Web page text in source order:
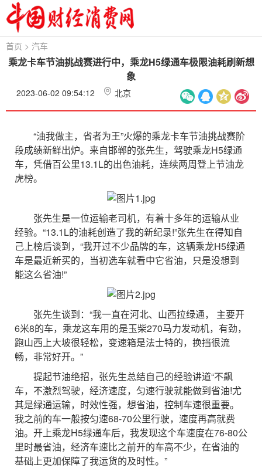
首页 > 汽车
乘龙卡车节油挑战赛进行中，乘龙H5绿通车极限油耗刷新想
象
2023-06-02 09:54:12 北京
“油我做主，省者为王”火爆的乘龙卡车节油挑战赛阶
段成绩新鲜出炉。来自邯郸的张先生，驾驶乘龙H5绿通
车，凭借百公里13.1L的出色油耗，连续两周登上节油龙
虎榜。
张先生是一位运输老司机，有着十多年的运输从业
经验。“13.1L的油耗创造了我的新纪录!”张先生在得知自
己上榜后谈到，“我开过不少品牌的车，这辆乘龙H5绿通
车是最近新买的，当初选车就看中它省油，只是没想到
能这么省油!”
张先生谈到：“我一直在河北、山西拉绿通， 主要开
6米8的车，乘龙这车用的是玉柴270马力发动机，有劲，
跑山西上大坡很轻松，变速箱是法士特的，换挡很流
畅，非常好开。”
提起节油绝招，张先生总结自己的经验讲道“不飙
车，不激烈驾驶，经济速度，匀速行驶就能做到省油!尤
其是绿通运输，时效性强，想省油，控制车速很重要。
我之前的车一般按匀速68-70公里行驶，速度再高就费
油。开上乘龙H5绿通车后，我发现这个车速度在76-80公
里时最省油，经济车速比之前开的车高不少，在省油的
基础上更加保障了我运货的及时性。”